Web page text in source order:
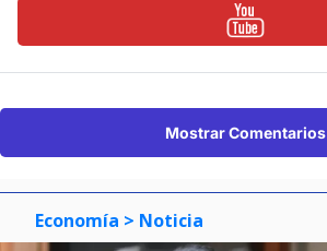
Mostrar Comentarios
Economía > Noticia